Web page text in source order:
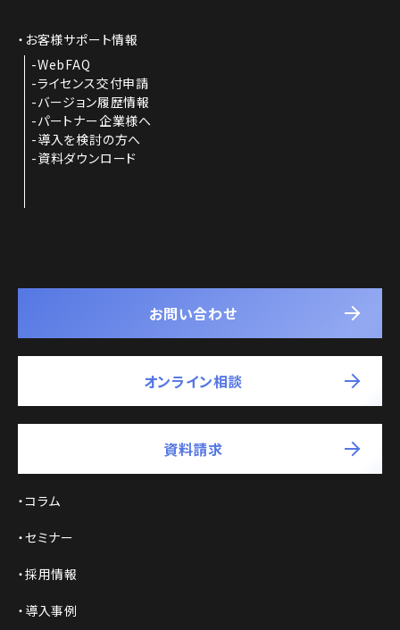
お客様サポート情報
WebFAQ
ライセンス交付申請
バージョン履歴情報
パートナー企業様へ
導入を検討の方へ
資料ダウンロード
お問い合わせ
オンライン相談
資料請求
コラム
セミナー
採用情報
導入事例